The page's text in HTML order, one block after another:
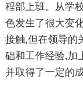
程部上班。从学
色发生了很大变
接触,但在领导的
础和工作经验,加
并取得了一定的